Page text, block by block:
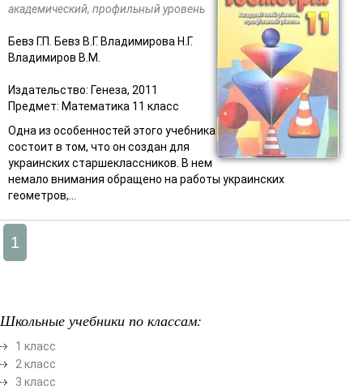
академический, профильный уровень
Бевз Г.П. Бевз В.Г. Владимирова Н.Г.
Владимиров В.М.
Издательство: Генеза, 2011
Предмет: Математика 11 класс
Одна из особенностей этого учебника
состоит в том, что он создан для
украинских старшеклассников. В нем
немало внимания обращено на работы украинских
геометров,...
1
Школьные учебники по классам:
1 класс
2 класс
3 класс